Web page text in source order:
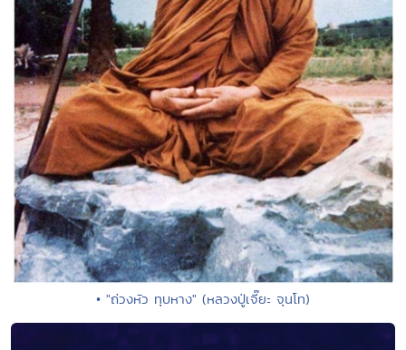
• "ถ่วงหัว ทุบหาง" (หลวงปู่เจี๊ยะ จุนโท)